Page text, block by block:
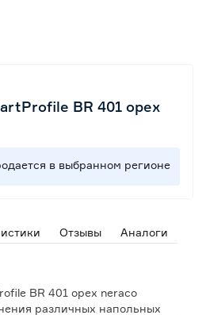
BR 401 орех
в выбранном регионе
Отзывы Аналоги
BR 401 орех neraco
различных напольных